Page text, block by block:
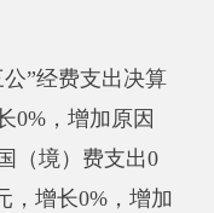
人次。
共预算“三
数0万元，
0万元，预